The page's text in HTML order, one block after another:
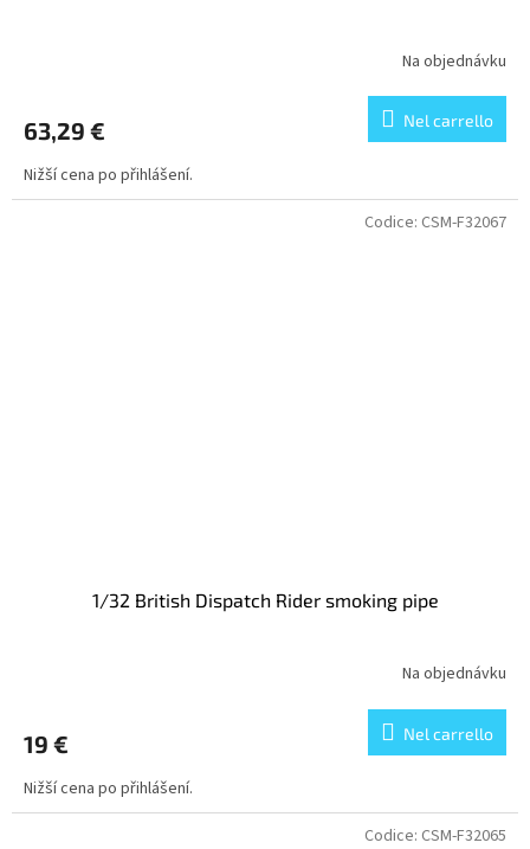
Na objednávku
63,29 € Nel carrello
Nižší cena po přihlášení.
1/32 British Dispatch Rider smoking pipe
Na objednávku
19 € Nel carrello
Nižší cena po přihlášení.
Codice: CSM-F32067
Codice: CSM-F32065